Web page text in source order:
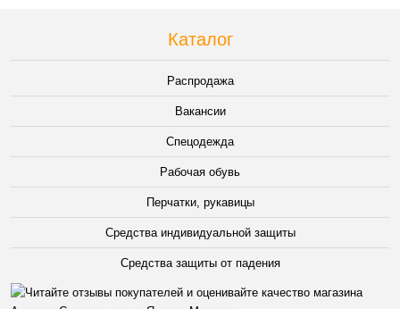
Каталог
Распродажа
Вакансии
Спецодежда
Рабочая обувь
Перчатки, рукавицы
Средства индивидуальной защиты
Средства защиты от падения